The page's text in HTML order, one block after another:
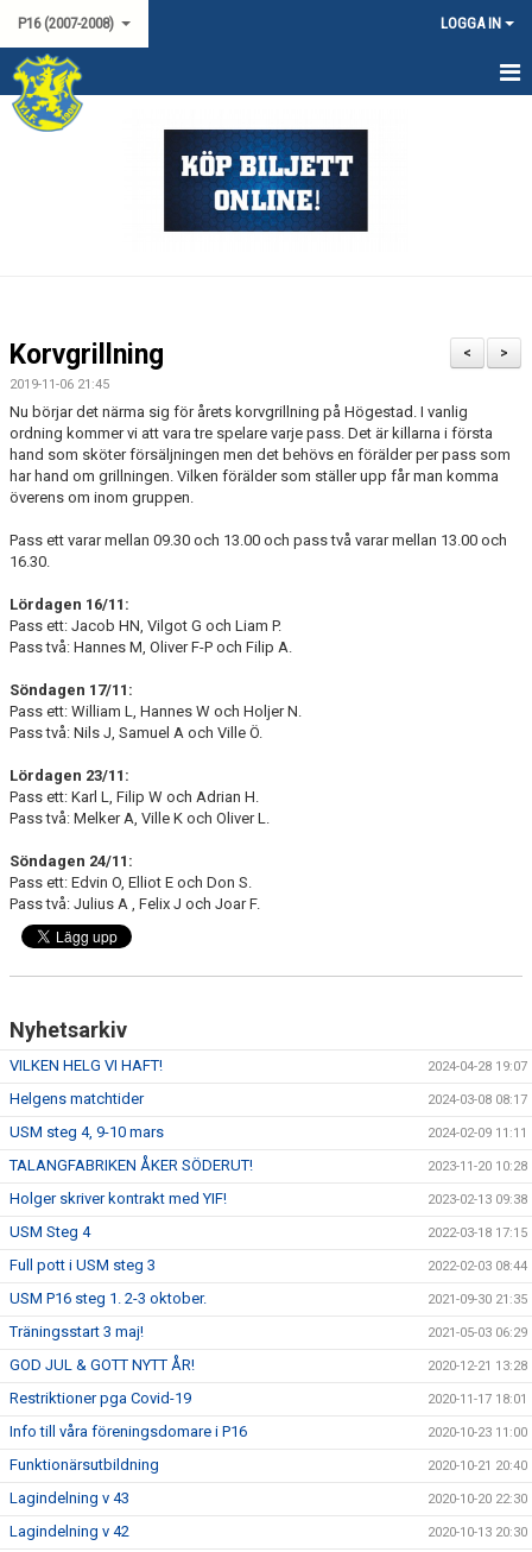
P16 (2007-2008) LOGGA IN
HEM
LAGSPONSORER
KONTAKT
>
<
Korvgrillning
2019-11-06 21:45
Nu börjar det närma sig för årets korvgrillning på Högestad. I vanlig
ordning kommer vi att vara tre spelare varje pass. Det är killarna i första
hand som sköter försäljningen men det behövs en förälder per pass som
har hand om grillningen. Vilken förälder som ställer upp får man komma
överens om inom gruppen.
Pass ett varar mellan 09.30 och 13.00 och pass två varar mellan 13.00 och
16.30.
Lördagen 16/11:
Pass ett: Jacob HN, Vilgot G och Liam P.
Pass två: Hannes M, Oliver F-P och Filip A.
Söndagen 17/11:
Pass ett: William L, Hannes W och Holjer N.
Pass två: Nils J, Samuel A och Ville Ö.
Lördagen 23/11:
Pass ett: Karl L, Filip W och Adrian H.
Pass två: Melker A, Ville K och Oliver L.
Söndagen 24/11:
Pass ett: Edvin O, Elliot E och Don S.
Pass två: Julius A , Felix J och Joar F.
Nyhetsarkiv
VILKEN HELG VI HAFT! 2024-04-28 19:07
Helgens matchtider 2024-03-08 08:17
USM steg 4, 9-10 mars 2024-02-09 11:11
TALANGFABRIKEN ÅKER SÖDERUT! 2023-11-20 10:28
Holger skriver kontrakt med YIF! 2023-02-13 09:38
USM Steg 4 2022-03-18 17:15
Full pott i USM steg 3 2022-02-03 08:44
USM P16 steg 1. 2-3 oktober. 2021-09-30 21:35
Träningsstart 3 maj! 2021-05-03 06:29
GOD JUL & GOTT NYTT ÅR! 2020-12-21 13:28
Restriktioner pga Covid-19 2020-11-17 18:01
Info till våra föreningsdomare i P16 2020-10-23 11:00
Funktionärsutbildning 2020-10-21 20:40
Lagindelning v 43 2020-10-20 22:30
Lagindelning v 42 2020-10-13 20:30